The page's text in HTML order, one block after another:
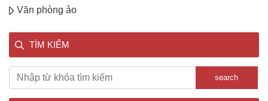
Văn phòng ảo
TÌM KIẾM
search